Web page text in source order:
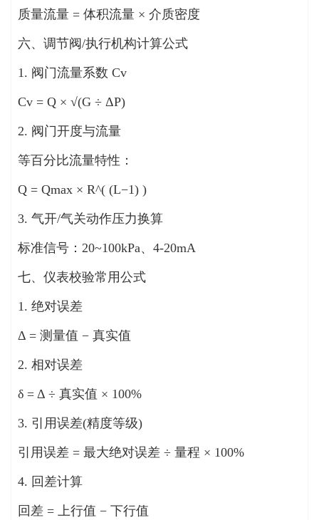
质量流量 = 体积流量 × 介质密度
六、调节阀/执行机构计算公式
1. 阀门流量系数 Cv
Cv = Q × √(G ÷ ΔP)
2. 阀门开度与流量
等百分比流量特性：
Q = Qmax × R^( (L−1) )
3. 气开/气关动作压力换算
标准信号：20~100kPa、4-20mA
七、仪表校验常用公式
1. 绝对误差
Δ = 测量值 − 真实值
2. 相对误差
δ = Δ ÷ 真实值 × 100%
3. 引用误差(精度等级)
引用误差 = 最大绝对误差 ÷ 量程 × 100%
4. 回差计算
回差 = 上行值 − 下行值